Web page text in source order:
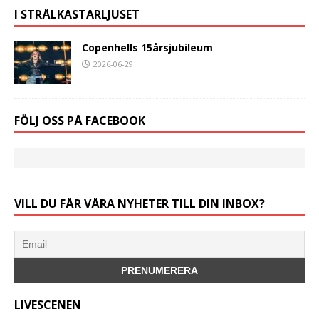
I STRÅLKASTARLJUSET
Copenhells 15årsjubileum
2026-06-29
FÖLJ OSS PÅ FACEBOOK
VILL DU FÅR VÅRA NYHETER TILL DIN INBOX?
LIVESCENEN